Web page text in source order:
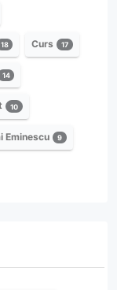
18 Curs 17
14
10
Eminescu 9